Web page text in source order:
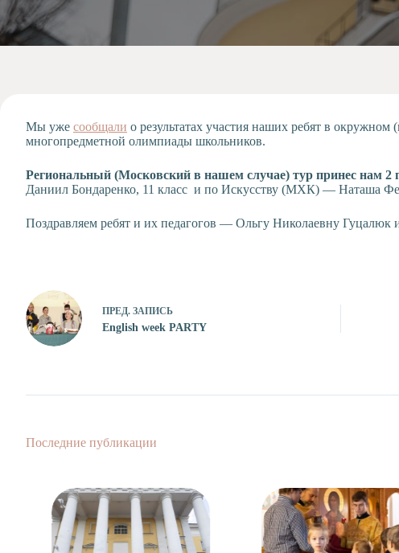
Проекты
отделение
Психологическая
Тьюторская
служба
Мы уже сообщали о результатах участия наших ребят в
многопредметной олимпиады школьников.
Региональный (Московский в нашем случае) тур принес нам 2
Даниил Бондаренко, 11 класс и по Искусству (МХК) — Наташа
Поздравляем ребят и их педагогов — Ольгу Николаевну
ПРЕД. ЗАПИСЬ
English week PARTY
Последние публикации